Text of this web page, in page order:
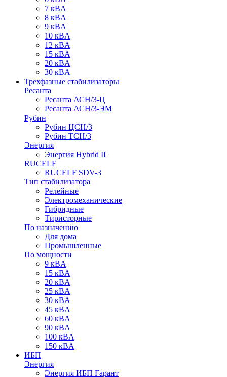
7 кВA
8 кВA
9 кВA
10 кВA
12 кВA
15 кВA
20 кВA
30 кВA
Трехфазные стабилизаторы
Ресанта
Ресанта АСН/3-Ц
Ресанта АСН/3-ЭМ
Рубин
Рубин ЦСН/3
Рубин ТСН/3
Энергия
Энергия Hybrid II
RUCELF
RUCELF SDV-3
Тип стабилизатора
Релейные
Электромеханические
Гибридные
Тиристорные
По назначению
Для дома
Промышленные
По мощности
9 кВA
15 кВA
20 кВA
25 кВA
30 кВA
45 кВA
60 кВA
90 кВA
100 кВA
150 кВA
ИБП
Энергия
Энергия ИБП Гарант